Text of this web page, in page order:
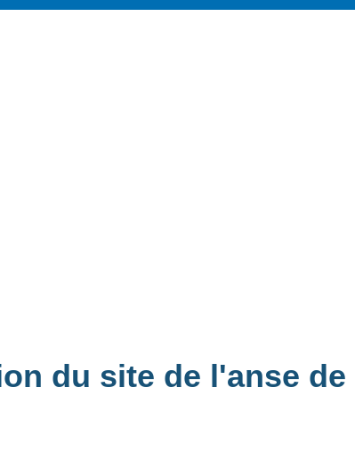
du site de l'anse